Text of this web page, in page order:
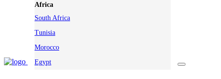
Africa
South Africa
Tunisia
Morocco
Egypt